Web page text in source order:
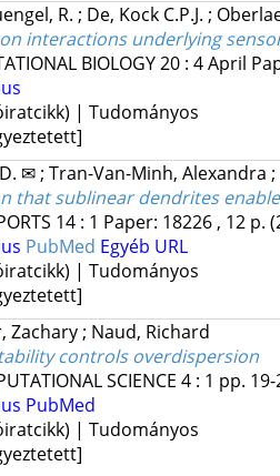
R. ; De, Kock C.P.J. ;
interactions underlying
BIOLOGY20: 4 April
| Tudományos
✉ ; Tran-Van-Minh, Alexandra ;
that sublinear dendrites
14: 1 Paper: 18226 , 12 p.
PubMed Egyéb URL
| Tudományos
Zachary ; Naud, Richard
controls overdispersion
SCIENCE 4: 1 pp.
PubMed
| Tudományos